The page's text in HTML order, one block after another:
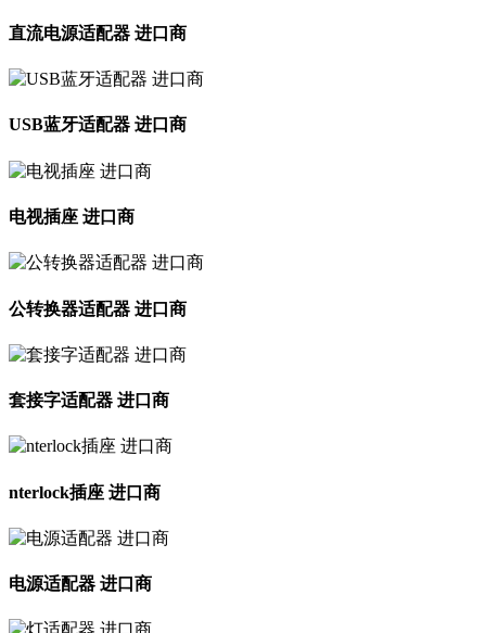
直流电源适配器 进口商
USB蓝牙适配器 进口商
电视插座 进口商
公转换器适配器 进口商
套接字适配器 进口商
nterlock插座 进口商
电源适配器 进口商